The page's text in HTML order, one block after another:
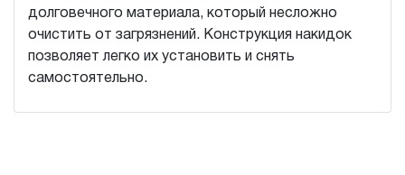
долговечного материала, который несложно
очистить от загрязнений. Конструкция накидок
позволяет легко их установить и снять
самостоятельно.